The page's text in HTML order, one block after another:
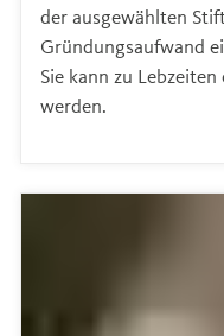
der ausgewählten
Gründungsaufwand
Sie kann zu
werden.